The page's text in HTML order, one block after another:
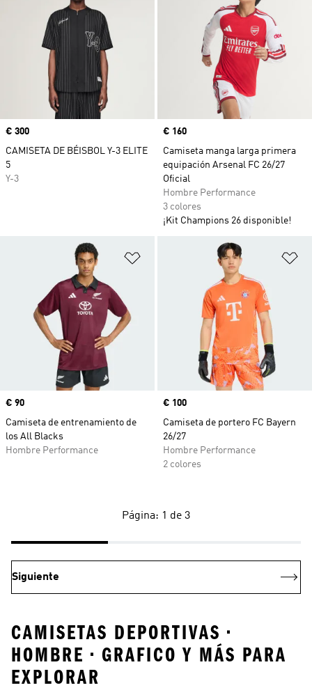
Precio
€ 300
CAMISETA DE BÉISBOL Y-3 ELITE
5
Y-3
Precio
€ 160
Camiseta manga larga primera
equipación Arsenal FC 26/27
Oficial
Hombre Performance
3 colores
¡Kit Champions 26 disponible!
Añadir a la lista de deseos
Precio
€ 90
Camiseta de entrenamiento de
los All Blacks
Hombre Performance
Precio
€ 100
Camiseta de portero FC Bayern
26/27
Hombre Performance
2 colores
Página: 1 de 3
Siguiente
CAMISETAS DEPORTIVAS •
HOMBRE • GRAFICO Y MÁS PARA
EXPLORAR